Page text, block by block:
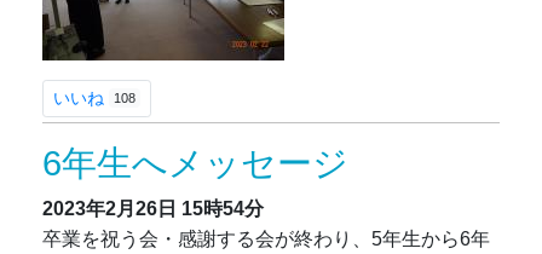
いいね 108
6年生へメッセージ
2023年2月26日 15時54分
卒業を祝う会・感謝する会が終わり、5年生から6年